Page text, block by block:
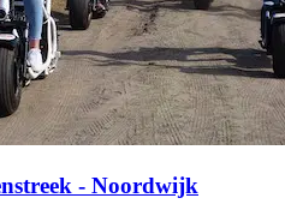
- Noordwijk